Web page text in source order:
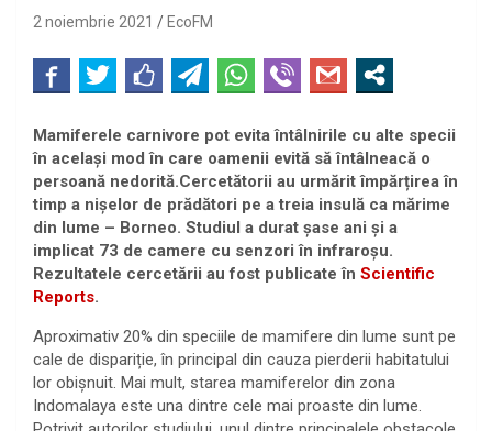
2 noiembrie 2021 EcoFM
Mamiferele carnivore pot evita întâlnirile cu alte specii
în același mod în care oamenii evită să întâlneacă o
persoană nedorită.Cercetătorii au urmărit împărțirea în
timp a nișelor de prădători pe a treia insulă ca mărime
din lume – Borneo. Studiul a durat șase ani și a
implicat 73 de camere cu senzori în infraroșu.
Rezultatele cercetării au fost publicate în Scientific
Reports.
Aproximativ 20% din speciile de mamifere din lume sunt pe
cale de dispariție, în principal din cauza pierderii habitatului
lor obișnuit. Mai mult, starea mamiferelor din zona
Indomalaya este una dintre cele mai proaste din lume.